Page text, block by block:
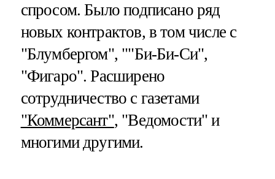
спросом. Было подписано ряд
новых контрактов, в том числе с
"Блумбергом", ""Би-Би-Си",
"Фигаро". Расширено
сотрудничество с газетами
"Коммерсант", "Ведомости" и
многими другими.